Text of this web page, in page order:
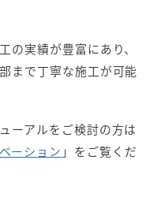
の実績が豊富にあり、
まで丁寧な施工が可能
ーアルをご検討の方は
ーション 」をご覧くだ